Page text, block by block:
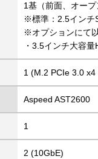
1基（前面、オー
※標準：2.5インチ
※オプションにて
・3.5インチ大容
1 (M.2 PCIe 3.0 x4
Aspeed AST2600
1
2 (10GbE)